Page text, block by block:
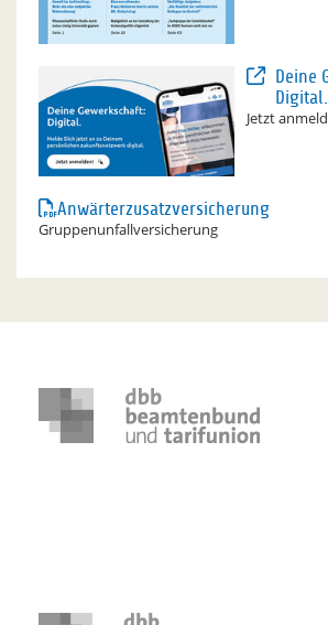
Deine
Digital.
Jetzt
Anwärterzusatzversicherung
Gruppenunfallversicherung